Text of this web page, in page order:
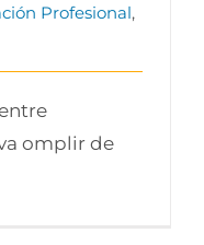
Profesional,
omplir de